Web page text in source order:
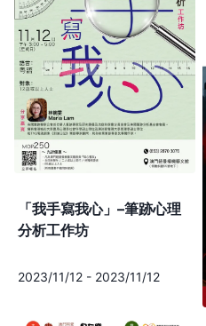
「我手寫我心」–筆跡心理
分析工作坊
2023/11/12 - 2023/11/12